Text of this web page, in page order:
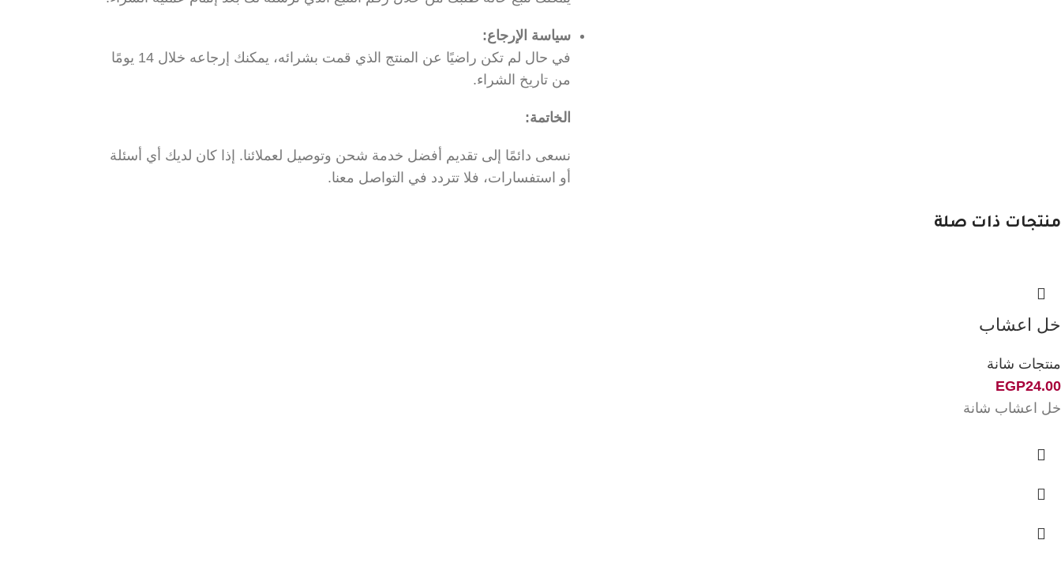
سياسة الإرجاع:
في حال لم تكن راضيًا عن المنتج الذي قمت بشرائه، يمكنك إرجاعه خلال 14 يومًا
من تاريخ الشراء.
الخاتمة:
نسعى دائمًا إلى تقديم أفضل خدمة شحن وتوصيل لعملائنا. إذا كان لديك أي أسئلة
أو استفسارات، فلا تتردد في التواصل معنا.
منتجات ذات صلة
خل اعشاب
منتجات شانة
EGP24.00
خل اعشاب شانة